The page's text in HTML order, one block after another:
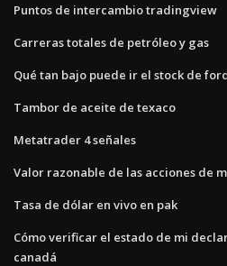
Puntos de intercambio tradingview
Carreras totales de petróleo y gas
Qué tan bajo puede ir el stock de
Tambor de aceite de texaco
Metatrader 4 señales
Valor razonable de las acciones de
Tasa de dólar en vivo en pak
Cómo verificar el estado de mi
canadá